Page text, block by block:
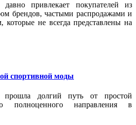
привлекает покупателей из
брендов, частыми распродажами и
которые не всегда представлены на
спортивной моды
прошла долгий путь от простой
полноценного направления в